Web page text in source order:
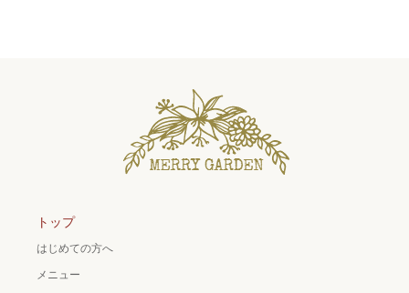
トップ
はじめての方へ
メニュー